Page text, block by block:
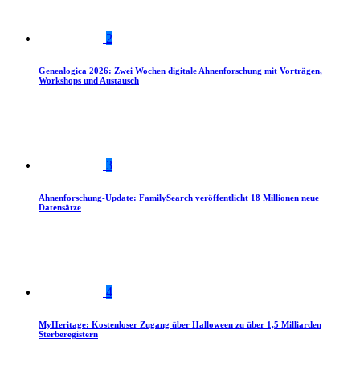
2
Genealogica 2026: Zwei Wochen digitale Ahnenforschung mit Vorträgen,
Workshops und Austausch
3
Ahnenforschung-Update: FamilySearch veröffentlicht 18 Millionen neue
Datensätze
4
MyHeritage: Kostenloser Zugang über Halloween zu über 1,5 Milliarden
Sterberegistern